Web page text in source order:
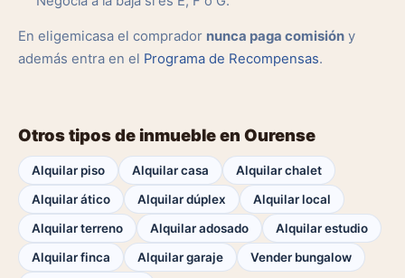
En eligemicasa el comprador nunca paga comisión y
además entra en el Programa de Recompensas.
Otros tipos de inmueble en Ourense
Alquilar piso Alquilar casa
Alquilar chalet
Alquilar ático
Alquilar dúplex
Alquilar local
Alquilar terreno
Alquilar adosado
Alquilar estudio
Alquilar finca
Alquilar garaje
Vender bungalow